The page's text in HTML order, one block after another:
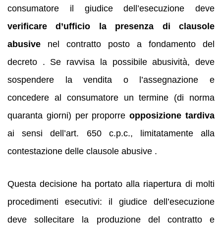
consumatore il giudice dell’esecuzione deve
verificare d’ufficio la presenza di clausole
abusive nel contratto posto a fondamento del
decreto . Se ravvisa la possibile abusività, deve
sospendere la vendita o l’assegnazione e
concedere al consumatore un termine (di norma
quaranta giorni) per proporreopposizione tardiva
ai sensi dell’art. 650 c.p.c., limitatamente alla
contestazione delle clausole abusive .
Questa decisione ha portato alla riapertura di molti
procedimenti esecutivi: il giudice dell’esecuzione
deve sollecitare la produzione del contratto e